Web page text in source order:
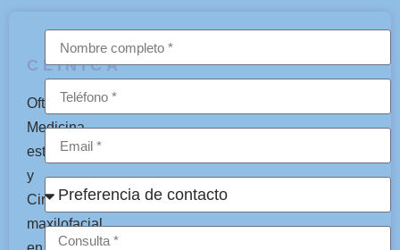
CLÍNICA
Oftalmología,
Medicina
estética
y
Cirugía
maxilofacial